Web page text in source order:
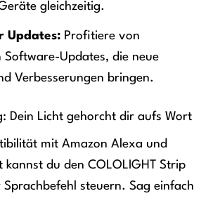
gleichzeitig.
Updates:Profitiere von
Software-Updates, die neue
Verbesserungen bringen.
Dein Licht gehorcht dir aufs Wort
mit Amazon Alexa und
kannst du den COLOLIGHT Strip
steuern. Sag einfach